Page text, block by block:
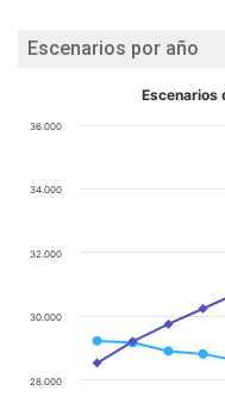
Escenarios por año
Escenarios
28.000
30.000
32.000
34.000
36.000